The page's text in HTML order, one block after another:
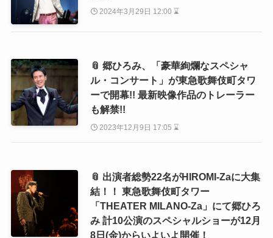
2024年3月29日 12:00 ⌛
📎 郷ひろみ、「豪華絢爛なスペシャ
ル・コンサート」が東急歌舞伎町タワ
ーで開幕!! 最新映像作品のトレーラー
も解禁!!
2023年12月9日 17:05 ⌛
📎 出演者総勢22名がHIROMI-Zaに大集
結！！ 東急歌舞伎町タワー
「THEATER MILANO-Za」にて郷ひろ
み 計10公演のスペシャルショーが12月
8日(金)からいよいよ開催！